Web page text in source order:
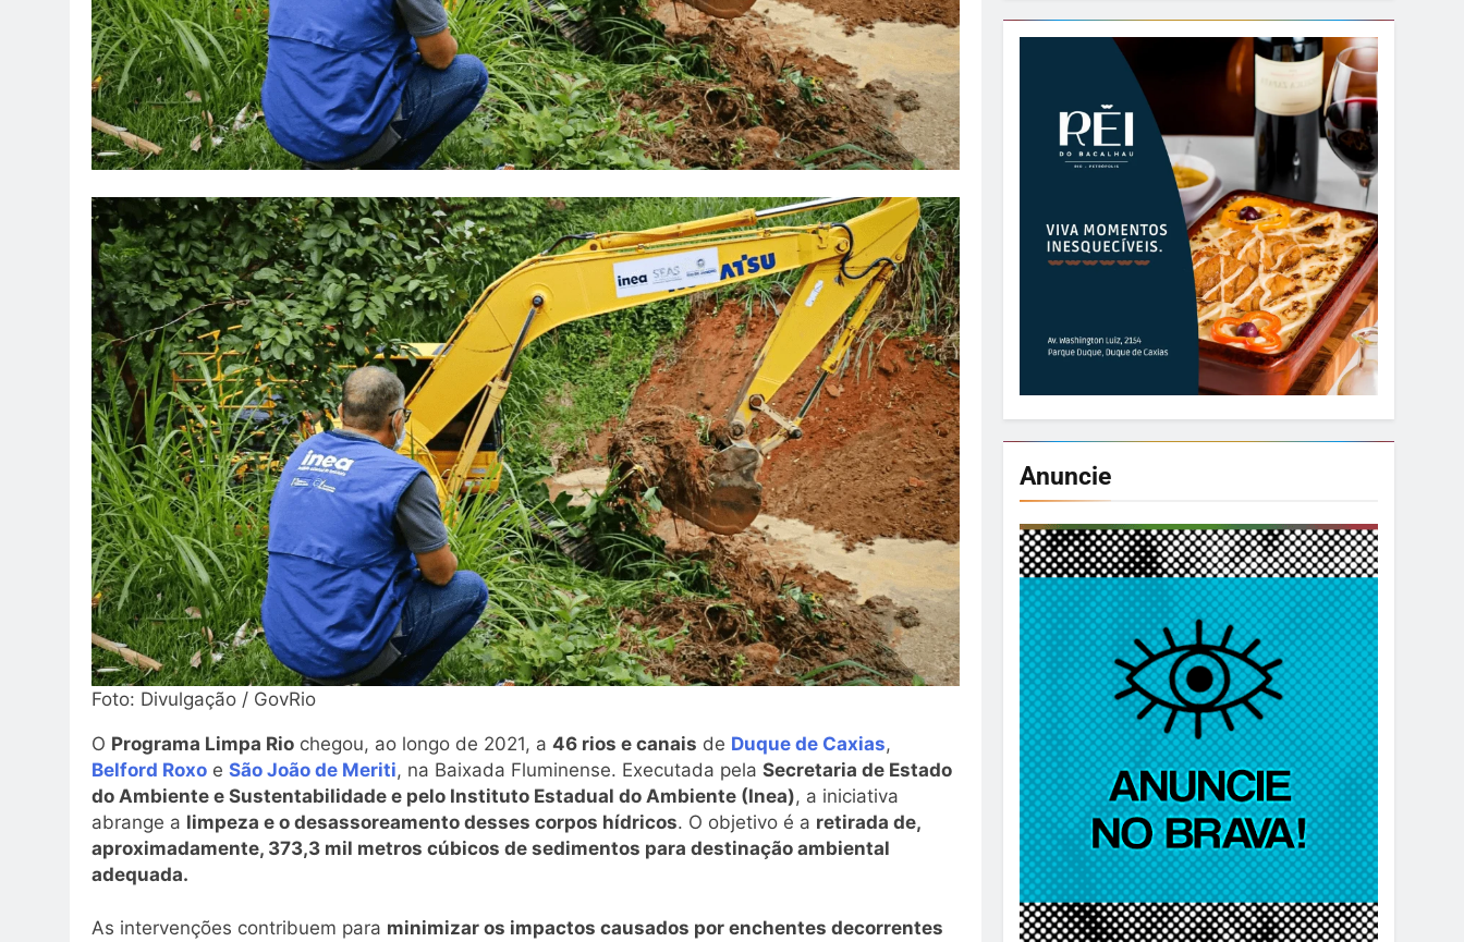
Foto: Divulgação / GovRio
O Programa Limpa Rio chegou, ao longo de 2021, a 46 rios e canais de Duque de Caxias,
Belford Roxo e São João de Meriti, na Baixada Fluminense. Executada pela Secretaria de Estado
do Ambiente e Sustentabilidade e pelo Instituto Estadual do Ambiente (Inea), a iniciativa
abrange a limpeza e o desassoreamento desses corpos hídricos. O objetivo é a retirada de,
aproximadamente, 373,3 mil metros cúbicos de sedimentos para destinação ambiental
adequada.
As intervenções contribuem para minimizar os impactos causados por enchentes decorrentes
Anuncie